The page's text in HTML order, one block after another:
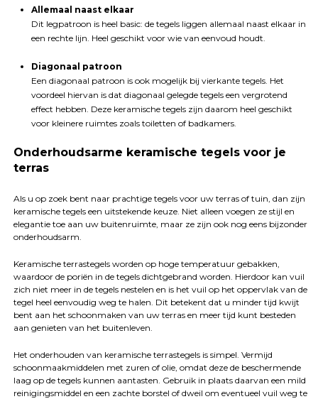
Allemaal naast elkaar
Dit legpatroon is heel basic: de tegels liggen allemaal naast elkaar in
een rechte lijn. Heel geschikt voor wie van eenvoud houdt.
Diagonaal patroon
Een diagonaal patroon is ook mogelijk bij vierkante tegels. Het
voordeel hiervan is dat diagonaal gelegde tegels een vergrotend
effect hebben. Deze keramische tegels zijn daarom heel geschikt
voor kleinere ruimtes zoals toiletten of badkamers.
Onderhoudsarme keramische tegels voor je
terras
Als u op zoek bent naar prachtige tegels voor uw terras of tuin, dan zijn
keramische tegels een uitstekende keuze. Niet alleen voegen ze stijl en
elegantie toe aan uw buitenruimte, maar ze zijn ook nog eens bijzonder
onderhoudsarm.
Keramische terrastegels worden op hoge temperatuur gebakken,
waardoor de poriën in de tegels dichtgebrand worden. Hierdoor kan vuil
zich niet meer in de tegels nestelen en is het vuil op het oppervlak van de
tegel heel eenvoudig weg te halen. Dit betekent dat u minder tijd kwijt
bent aan het schoonmaken van uw terras en meer tijd kunt besteden
aan genieten van het buitenleven.
Het onderhouden van keramische terrastegels is simpel. Vermijd
schoonmaakmiddelen met zuren of olie, omdat deze de beschermende
laag op de tegels kunnen aantasten. Gebruik in plaats daarvan een mild
reinigingsmiddel en een zachte borstel of dweil om eventueel vuil weg te